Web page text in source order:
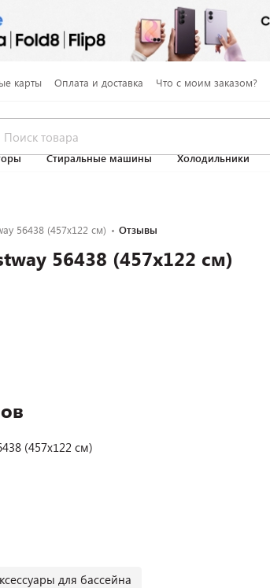
карты Оплата и доставка Что с моим заказом?
Стиральные машины Холодильники
56438 (457x122 см) Отзывы
56438 (457x122 см)
(457x122 см)
для бассейна